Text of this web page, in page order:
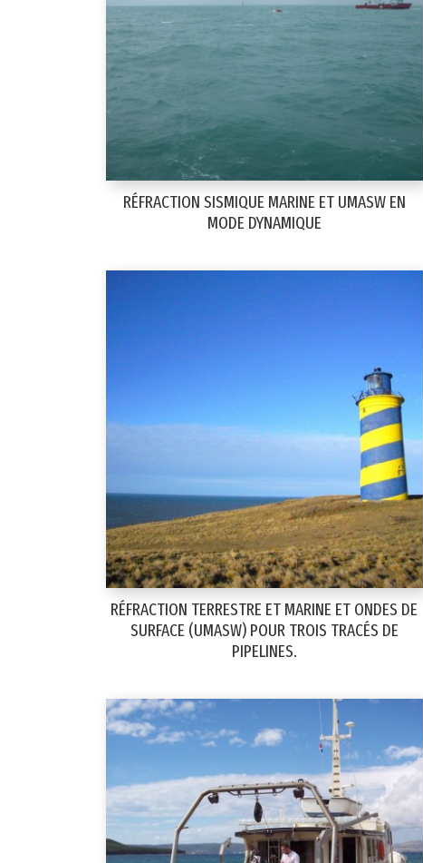
RÉFRACTION SISMIQUE MARINE ET UMASW EN
MODE DYNAMIQUE
RÉFRACTION TERRESTRE ET MARINE ET ONDES DE
SURFACE (UMASW) POUR TROIS TRACÉS DE
PIPELINES.